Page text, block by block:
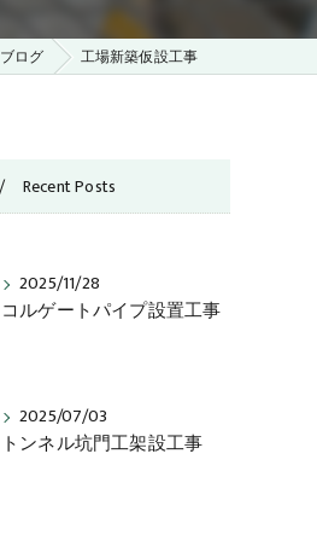
ブログ 工場新築仮設工事
Recent Posts
2025/11/28
コルゲートパイプ設置工事
2025/07/03
トンネル坑門工架設工事